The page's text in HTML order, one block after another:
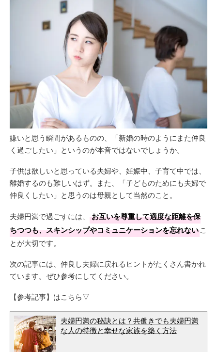
嫌いと思う瞬間があるものの、「新婚の時のようにまた仲良
く過ごしたい」というのが本音ではないでしょうか。
子供は欲しいと思っている夫婦や、妊娠中、子育て中では、
離婚するのも難しいはず。また、「子どものためにも夫婦で
仲良くしたい」と思うのは母親として当然のこと。
夫婦円満で過ごすには、
お互いを尊重して適度な距離を保
ちつつも、スキンシップやコミュニケーションを忘れないこ
とが大切です。
次の記事には、仲良し夫婦に戻れるヒントがたくさん書かれ
ています。ぜひ参考にしてください。
【参考記事】はこちら▽
夫婦円満の秘訣とは？共働きでも夫婦円満
な人の特徴と幸せな家族を築く方法